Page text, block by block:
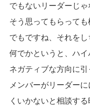
でもないリーダーじゃ
そう思ってもらっても
でもですね、それをし
何でかというと、ハ
ネガティブな方向に引
メンバーがリーダー
くいかないと相談す